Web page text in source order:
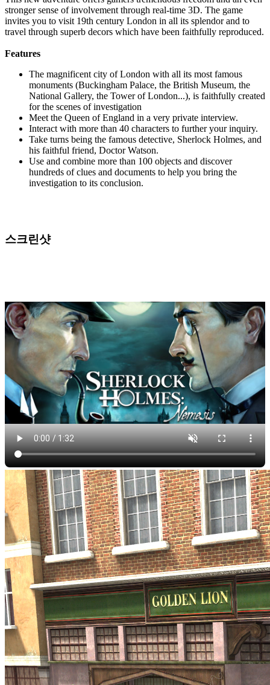
stronger sense of involvement through real-time 3D. The game
invites you to visit 19th century London in all its splendor and to
travel through superb decors which have been faithfully reproduced.
Features
The magnificent city of London with all its most famous
monuments (Buckingham Palace, the British Museum, the
National Gallery, the Tower of London...), is faithfully created
for the scenes of investigation
Meet the Queen of England in a very private interview.
Interact with more than 40 characters to further your inquiry.
Take turns being the famous detective, Sherlock Holmes, and
his faithful friend, Doctor Watson.
Use and combine more than 100 objects and discover
hundreds of clues and documents to help you bring the
investigation to its conclusion.
스크린샷